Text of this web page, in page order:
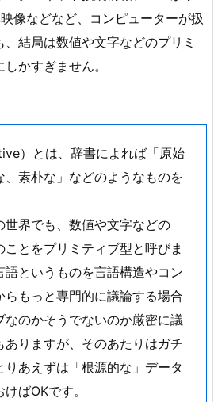
像などなど、コンピューターが扱
結局は数値や文字などのプリミ
かすぎません。
）とは、辞書によれば「原始
素朴な」などのようなものを
世界でも、数値や文字などの
ことをプリミティブ型と呼びま
というものを言語構造やコン
もっと専門的に議論する場合
なのかそうでないのか厳密に議
りますが、そのあたりはガチ
あえずは「根源的な」データ
ばOKです。